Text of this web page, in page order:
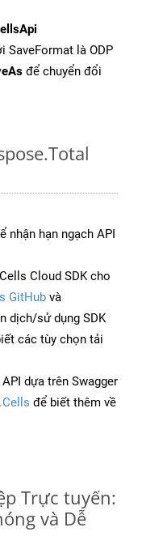
SaveFormat là ODP
để chuyển đổi
nhận hạn ngạch API
Cloud SDK cho
GitHub và
dịch/sử dụng SDK
các tùy chọn tải
dựa trên Swagger
để biết thêm về
Trực tuyến:
và Dễ